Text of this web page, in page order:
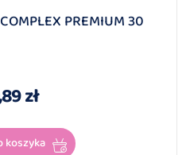
PREMIUM 30
zł
koszyka